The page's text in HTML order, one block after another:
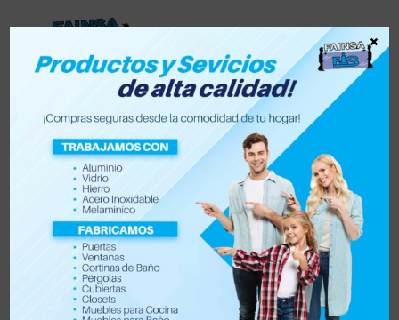
Lista de deseos
0
Tienda
Accesorios para vehículo y moto
×